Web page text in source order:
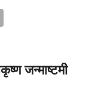
जन्माष्टमी